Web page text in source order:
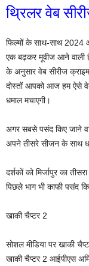
थ्रिलर वेब
फिल्मों के साथ-साथ 2024
एक बढ़कर मूवीज आने वाली
के अनुसार वेब सीरीज
दोस्तों आपको आज हम ऐसे
धमाल मचाएगी।
अगर सबसे पसंद किए जाने
अपने तीसरे सीजन के साथ
दर्शकों को मिर्जापुर का
पिछले भाग भी काफी पसंद
खाकी चैप्टर 2
सोशल मीडिया पर खाकी
खाकी चैप्टर 2 आईपीएस